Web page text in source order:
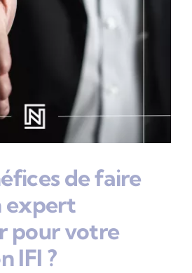
de faire
expert
pour votre
IFI ?